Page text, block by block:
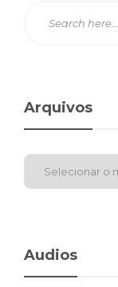
Arquivos
Audios